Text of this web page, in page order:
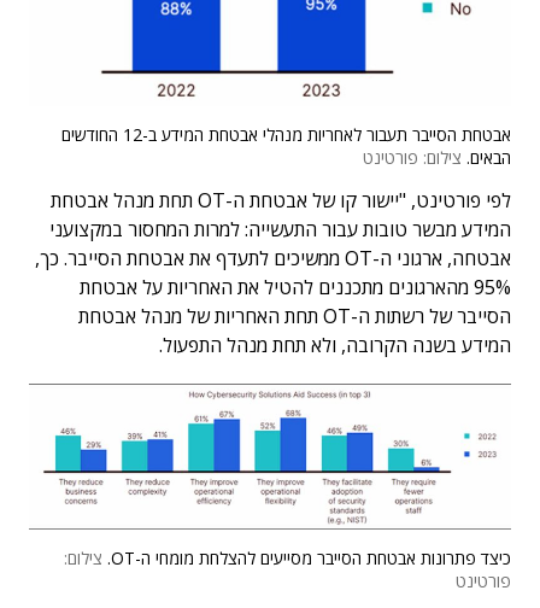
אבטחת הסייבר תעבור לאחריות מנהלי אבטחת המידע ב-12 החודשים
הבאים. צילום: פורטינט
לפי פורטינט, "יישור קו של אבטחת ה-OT תחת מנהל אבטחת
המידע מבשר טובות עבור התעשייה: למרות המחסור במקצועני
אבטחה, ארגוני ה-OT ממשיכים לתעדף את אבטחת הסייבר. כך,
95% מהארגונים מתכננים להטיל את האחריות על אבטחת
הסייבר של רשתות ה-OT תחת האחריות של מנהל אבטחת
המידע בשנה הקרובה, ולא תחת מנהל התפעול.
כיצד פתרונות אבטחת הסייבר מסייעים להצלחת מומחי ה-OT.
צילום:
פורטינט